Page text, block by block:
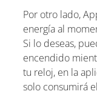
Por otro lado,
energía al
Si lo deseas,
encendido
tu reloj, en la
solo consumirá